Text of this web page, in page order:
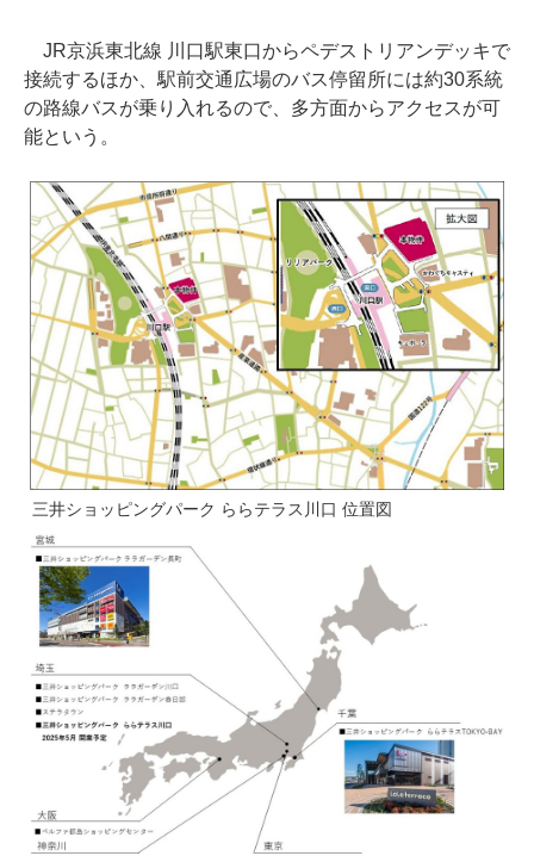
JR京浜東北線 川口駅東口からペデストリアンデッキで
接続するほか、駅前交通広場のバス停留所には約30系統
の路線バスが乗り入れるので、多方面からアクセスが可
能という。
三井ショッピングパーク ららテラス川口 位置図